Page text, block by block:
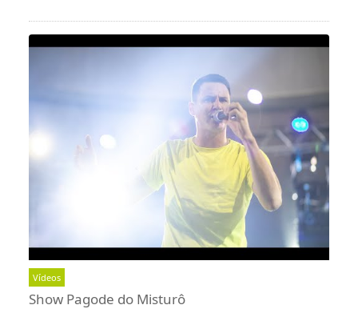
Vídeos
Show Pagode do Misturô